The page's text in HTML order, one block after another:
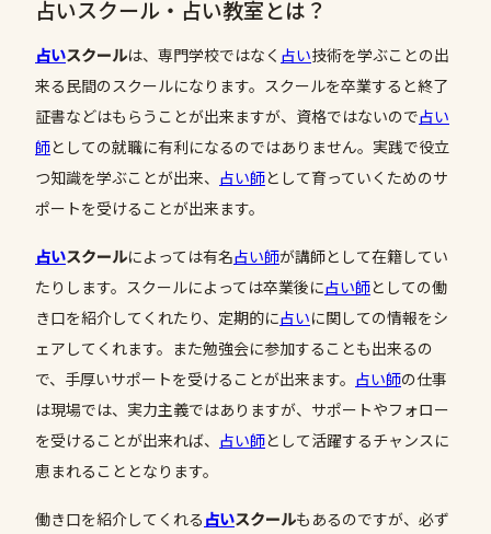
占いスクール・占い教室とは？
占いスクールは、専門学校ではなく 占い技術を学ぶことの出
来る民間のスクールになります。スクールを卒業すると終了
証書などはもらうことが出来ますが、資格ではないので占い
師としての就職に有利になるのではありません。実践で役立
つ知識を学ぶことが出来、 占い師として育っていくためのサ
ポートを受けることが出来ます。
占いスクールによっては有名占い師が講師として在籍してい
たりします。スクールによっては卒業後に占い師としての働
き口を紹介してくれたり、定期的に占いに関しての情報をシ
ェアしてくれます。また勉強会に参加することも出来るの
で、手厚いサポートを受けることが出来ます。 占い師の仕事
は現場では、実力主義ではありますが、サポートやフォロー
を受けることが出来れば、 占い師として活躍するチャンスに
恵まれることとなります。
働き口を紹介してくれる 占いスクールもあるのですが、必ず